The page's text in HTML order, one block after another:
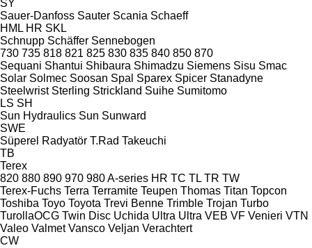
SY
Sauer-Danfoss Sauter Scania Schaeff
HML HR SKL
Schnupp Schäffer Sennebogen
730 735 818 821 825 830 835 840 850 870
Sequani Shantui Shibaura Shimadzu Siemens Sisu Smac
Solar Solmec Soosan Spal Sparex Spicer Stanadyne
Steelwrist Sterling Strickland Suihe Sumitomo
LS SH
Sun Hydraulics Sun Sunward
SWE
Süperel Radyatör T.Rad Takeuchi
TB
Terex
820 880 890 970 980A-series HR TC TL TR TW
Terex-Fuchs Terra Terramite Teupen Thomas Titan Topcon
Toshiba Toyo Toyota Trevi Benne Trimble Trojan Turbo
TurollaOCG Twin Disc Uchida Ultra Ultra VEB VF Venieri VTN
Valeo Valmet Vansco Veljan Verachtert
CW